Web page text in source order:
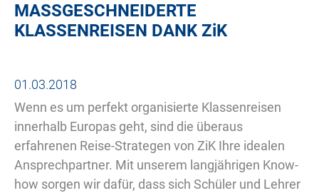
MASSGESCHNEIDERTE K
LASSENREISEN DANK ZiK
01.03.2018
Wenn es um perfekt organisierte Klassenreisen
innerhalb Europas geht, sind die überaus
erfahrenen Reise-Strategen von ZiK Ihre idealen
Ansprechpartner. Mit unserem langjährigen Know-
how sorgen wir dafür, dass sich Schüler und Lehrer